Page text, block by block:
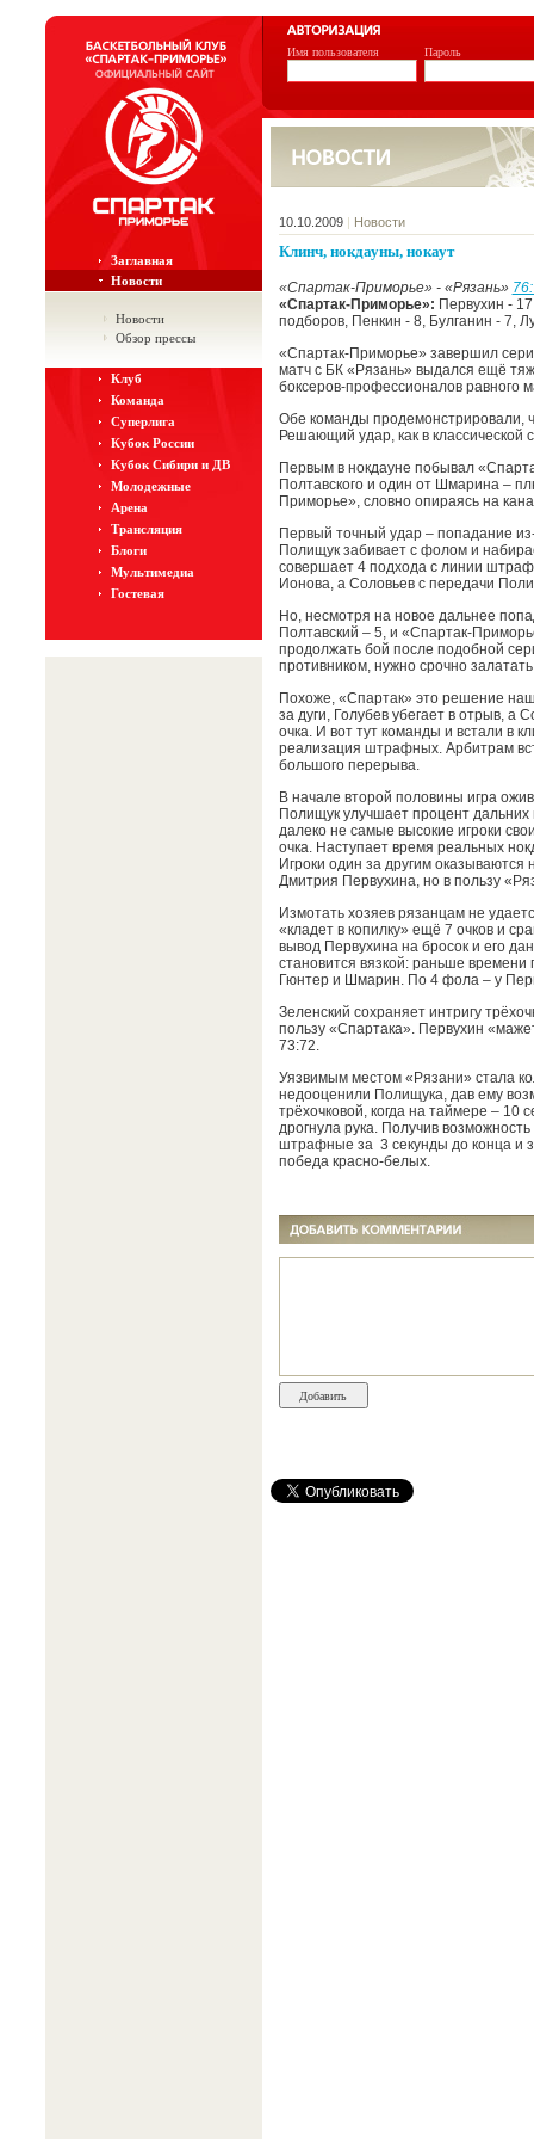
Имя пользователя Пароль
Заглавная
Новости
Новости
Обзор прессы
Клуб
Команда
Суперлига
Кубок России
Кубок Сибири и ДВ
Молодежные
Арена
Трансляция
Блоги
Мультимедиа
Гостевая
10.10.2009 | Новости
Клинч, нокдауны, нокаут
«Спартак-Приморье» - «Рязань»
«Спартак-Приморье»: Первухин -
подборов, Пенкин - 8, Булганин - 7,
«Спартак-Приморье» завершил
матч с БК «Рязань» выдался ещё
боксеров-профессионалов равного
Обе команды продемонстрировали,
Решающий удар, как в классической
Первым в нокдауне побывал
Полтавского и один от Шмарина –
Приморье», словно опираясь на
Первый точный удар – попадание
Полищук забивает с фолом и
совершает 4 подхода с линии
Ионова, а Соловьев с передачи
Но, несмотря на новое дальнее
Полтавский – 5, и «Спартак-
продолжать бой после подобной
противником, нужно срочно
Похоже, «Спартак» это решение
за дуги, Голубев убегает в отрыв, а
очка. И вот тут команды и встали в
реализация штрафных. Арбитрам
большого перерыва.
В начале второй половины игра
Полищук улучшает процент
далеко не самые высокие игроки
очка. Наступает время реальных
Игроки один за другим оказываются
Дмитрия Первухина, но в пользу
Измотать хозяев рязанцам не
«кладет в копилку» ещё 7 очков и
вывод Первухина на бросок и его
становится вязкой: раньше
Гюнтер и Шмарин. По 4 фола – у
Зеленский сохраняет интригу
пользу «Спартака». Первухин
73:72.
Уязвимым местом «Рязани» стала
недооценили Полищука, дав ему
трёхочковой, когда на таймере – 10
дрогнула рука. Получив
штрафные за 3 секунды до конца и
победа красно-белых.